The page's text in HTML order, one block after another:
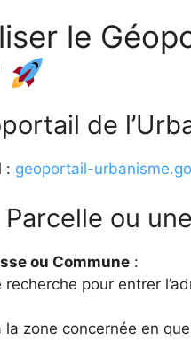
le
de
: geoportail-
ou
ou Commune :
pour entrer
la zone concernée en